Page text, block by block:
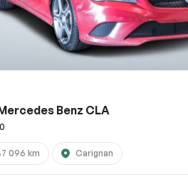
Benz CLA
096 km Carignan